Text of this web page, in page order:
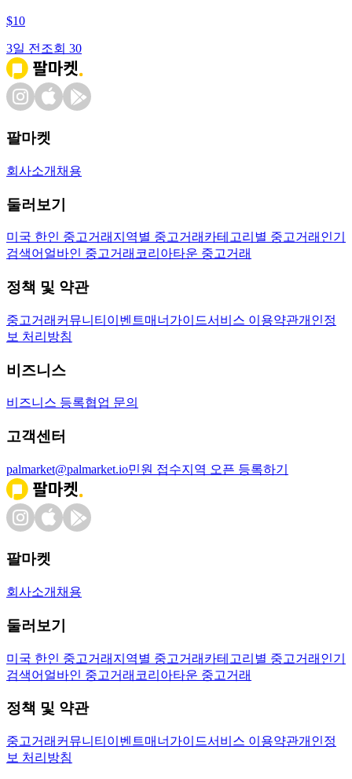
$10
3일 전 조회 30
팔마켓
회사소개 채용
둘러보기
미국 한인 중고거래 지역별 중고거래 카테고리별 중고거래 인기
검색어 얼바인 중고거래 코리아타운 중고거래
정책 및 약관
중고거래 커뮤니티 이벤트매너가이드서비스 이용약관개인정
보 처리방침
비즈니스
비즈니스 등록협업 문의
고객센터
palmarket@palmarket.io민원 접수지역 오픈 등록하기
팔마켓
회사소개 채용
둘러보기
미국 한인 중고거래 지역별 중고거래 카테고리별 중고거래 인기
검색어 얼바인 중고거래 코리아타운 중고거래
정책 및 약관
중고거래 커뮤니티 이벤트매너가이드서비스 이용약관개인정
보 처리방침